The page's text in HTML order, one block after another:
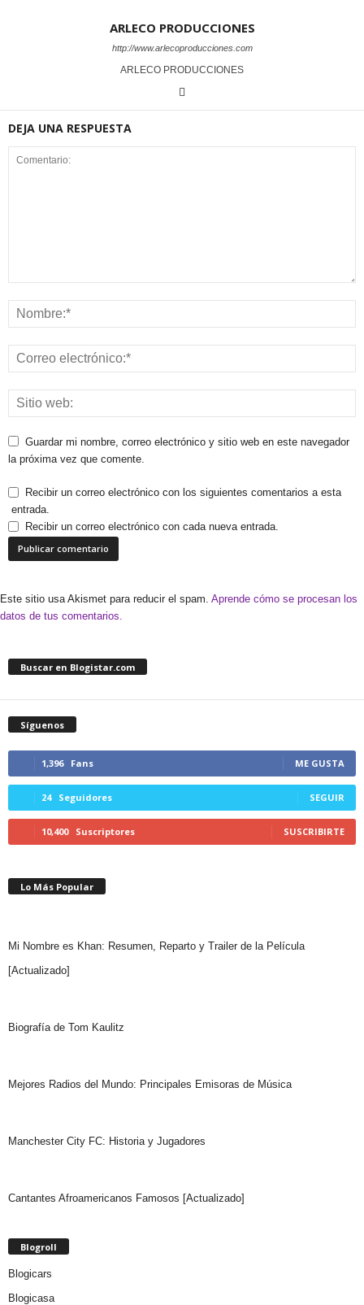
ARLECO PRODUCCIONES
http://www.arlecoproducciones.com
ARLECO PRODUCCIONES
DEJA UNA RESPUESTA
Guardar mi nombre, correo electrónico y sitio web en este navegador
la próxima vez que comente.
Recibir un correo electrónico con los siguientes comentarios a esta
entrada.
Recibir un correo electrónico con cada nueva entrada.
Este sitio usa Akismet para reducir el spam. Aprende cómo se procesan los
datos de tus comentarios.
Buscar en Blogistar.com
Síguenos
1,396 Fans ME GUSTA
24 Seguidores SEGUIR
10,400 Suscriptores SUSCRIBIRTE
Lo Más Popular
Mi Nombre es Khan: Resumen, Reparto y Trailer de la Película
[Actualizado]
Biografía de Tom Kaulitz
Mejores Radios del Mundo: Principales Emisoras de Música
Manchester City FC: Historia y Jugadores
Cantantes Afroamericanos Famosos [Actualizado]
Blogroll
Blogicars
Blogicasa